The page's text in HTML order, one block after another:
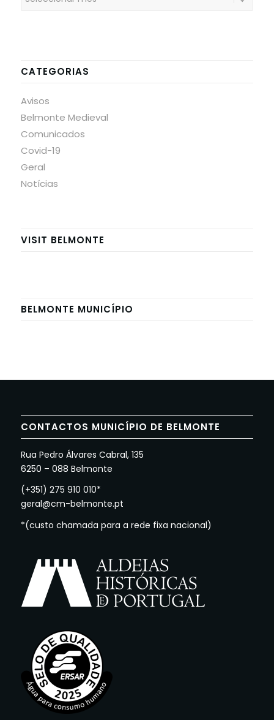
CATEGORIAS
Avisos
Belmonte Medieval
Comunicados
Covid-19
Geral
Notícias
VISIT BELMONTE
BELMONTE MUNICÍPIO
CONTACTOS MUNICÍPIO DE BELMONTE
Rua Pedro Álvares Cabral, 135
6250 – 088 Belmonte
(+351) 275 910 010*
geral@cm-belmonte.pt
*(custo chamada para a rede fixa nacional)